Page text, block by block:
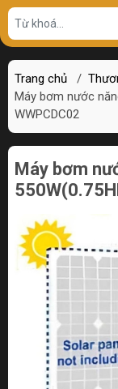
Trang chủ /
Máy bơm nước
WWPCDC02
Giá bán
Máy bơm